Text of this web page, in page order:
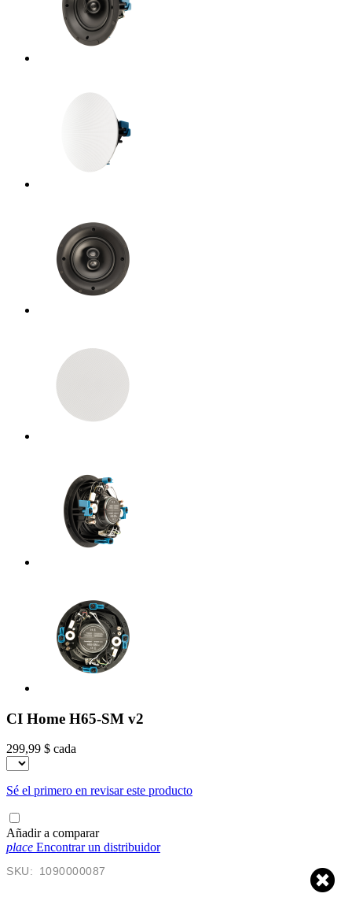
CI Home H65-SM v2
299,99 $ cada
Sé el primero en revisar este producto
Añadir a comparar
place Encontrar un distribuidor
SKU: 1090000087